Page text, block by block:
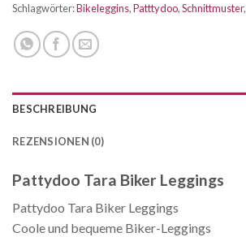
Schlagwörter:Bikeleggins,Patttydoo,Schnittmuster,
BESCHREIBUNG
REZENSIONEN (0)
Pattydoo Tara Biker Leggings
Pattydoo Tara Biker Leggings
Coole und bequeme Biker-Leggings